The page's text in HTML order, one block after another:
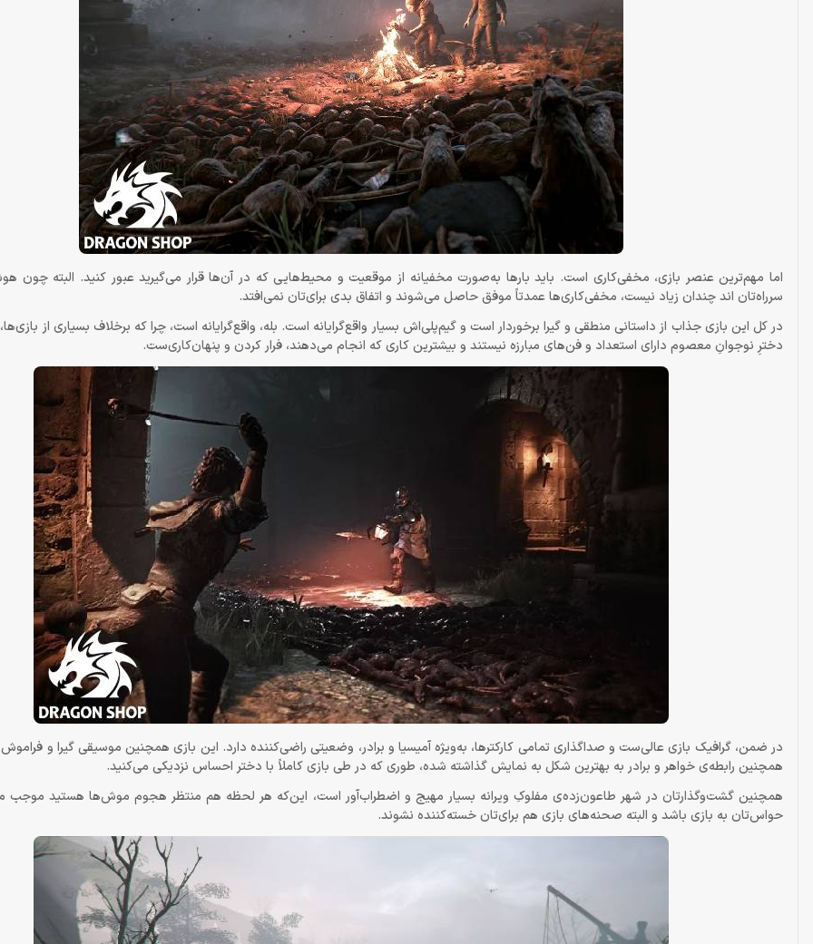
اما مهم‌ترین عنصر بازی، مخفی‌کاری است. باید بارها به‌صورت مخفیانه از موقعیت و محیط‌هایی که در آن‌ها قرار می‌گیرید عبور کنید. البته چون
سرراه‌تان اند چندان زیاد نیست، مخفی‌کاری‌ها عمدتاً موفق حاصل می‌شوند و اتفاق بدی برای‌تان نمی‌افتد.
دخترِ نوجوانِ معصوم دارای استعداد و فن‌های مبارزه نیستند و بیشترین کاری که انجام می‌دهند، فرار کردن و پنهان‌کاری‌ست.
در ضمن، گرافیک بازی عالی‌ست و صداگذاری تمامی کارکترها، به‌ویژه آمیسیا و برادر، وضعیتی راضی‌کننده دارد. این بازی همچنین موسیقی گیرا و
همچنین رابطه‌ی خواهر و برادر به بهترین شکل به نمایش گذاشته شده، طوری که در طی بازی کاملاً با دختر احساس نزدیکی می‌کنید.
همچنین گشت‌وگذارتان در شهر طاعون‌زده‌ی مفلوکِ ویرانه بسیار مهیج و اضطراب‌آور است، این‌که هر لحظه هم منتظر هجوم موش‌ها هستید موجب
حواس‌تان به بازی باشد و البته صحنه‌های بازی هم برای‌تان خسته‌کننده نشوند.